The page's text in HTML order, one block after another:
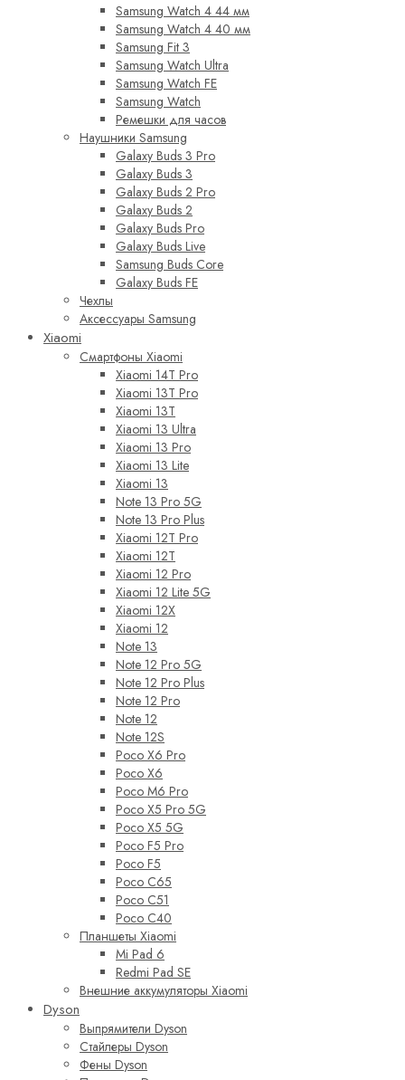
Samsung Watch 4 44 мм
Samsung Watch 4 40 мм
Samsung Fit 3
Samsung Watch Ultra
Samsung Watch FE
Samsung Watch
Ремешки для часов
Наушники Samsung
Galaxy Buds 3 Pro
Galaxy Buds 3
Galaxy Buds 2 Pro
Galaxy Buds 2
Galaxy Buds Pro
Galaxy Buds Live
Samsung Buds Core
Galaxy Buds FE
Чехлы
Аксессуары Samsung
Xiaomi
Смартфоны Xiaomi
Xiaomi 14T Pro
Xiaomi 13T Pro
Xiaomi 13T
Xiaomi 13 Ultra
Xiaomi 13 Pro
Xiaomi 13 Lite
Xiaomi 13
Note 13 Pro 5G
Note 13 Pro Plus
Xiaomi 12T Pro
Xiaomi 12T
Xiaomi 12 Pro
Xiaomi 12 Lite 5G
Xiaomi 12X
Xiaomi 12
Note 13
Note 12 Pro 5G
Note 12 Pro Plus
Note 12 Pro
Note 12
Note 12S
Poco X6 Pro
Poco X6
Poco M6 Pro
Poco X5 Pro 5G
Poco X5 5G
Poco F5 Pro
Poco F5
Poco C65
Poco C51
Poco C40
Планшеты Xiaomi
Mi Pad 6
Redmi Pad SE
Внешние аккумуляторы Xiaomi
Dyson
Выпрямители Dyson
Стайлеры Dyson
Фены Dyson